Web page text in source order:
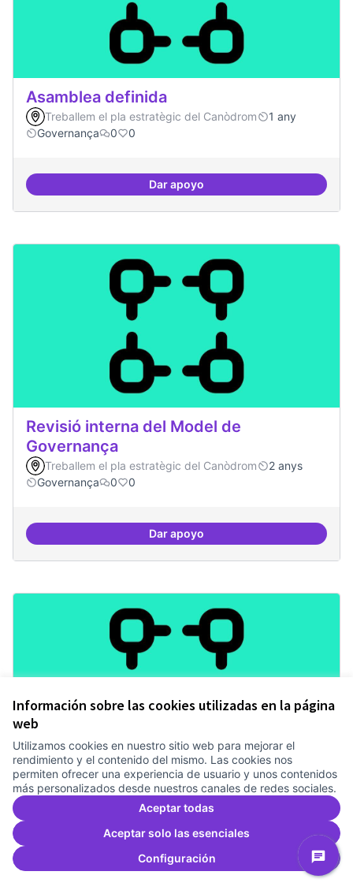
Información sobre las cookies utilizadas en la página
web
Utilizamos cookies en nuestro sitio web para mejorar el
rendimiento y el contenido del mismo. Las cookies nos
permiten ofrecer una experiencia de usuario y unos contenidos
más personalizados desde nuestros canales de redes sociales.
Aceptar todas
Aceptar solo las esenciales
Configuración
Asamblea definida
Treballem el pla estratègic del Canòdrom
1 any
Governança
0 0
Dar apoyoAsamblea definida
Revisió interna del Model de
Governança
Treballem el pla estratègic del Canòdrom
2 anys
Governança
0 0
Dar apoyoRevisió interna del Model de
Mecanismes de gpvernança
compartits
Treballem el pla estratègic del Canòdrom
0 0